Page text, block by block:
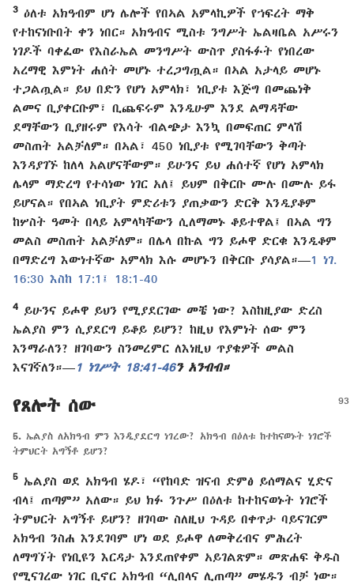
3 ዕለቱ አክዓብም ሆነ ሌሎች የበኣል አምላኪዎች የኀፍረት ማቅ
የተከናነቡበት ቀን ነበር። አክዓብና ሚስቱ ንግሥት ኤልዛቤል አሥሩን
ነገዶች ባቀፈው የእስራኤል መንግሥት ውስጥ ያስፋፉት የነበረው
አረማዊ እምነት ሐሰት መሆኑ ተረጋግጧል። በኣል አታላይ መሆኑ
ተጋልጧል። ይህ በድን የሆነ አምላክ፣ ነቢያቱ እጅግ በመጨነቅ
ልመና ቢያቀርቡም፣ ቢጨፍሩም እንዲሁም እንደ ልማዳቸው
ደማቸውን ቢያዘሩም የእሳት ብልጭታ እንኳ በመፍጠር ምላሽ
መስጠት አልቻለም። በኣል፣ 450 ነቢያቱ የሚገባቸውን ቅጣት
እንዳያገኙ ከለላ አልሆናቸውም። ይሁንና ይህ ሐሰተኛ የሆነ አምላክ
ሌላም ማድረግ የተሳነው ነገር አለ፤ ይህም በቅርቡ ሙሉ በሙሉ ይፋ
ይሆናል። የበኣል ነቢያት ምድሪቱን ያጠቃውን ድርቅ እንዲያቆም
ከሦስት ዓመት በላይ አምላካቸውን ሲለማመኑ ቆይተዋል፤ በኣል ግን
መልስ መስጠት አልቻለም። በሌላ በኩል ግን ይሖዋ ድርቁ እንዲቆም
በማድረግ እውነተኛው አምላክ እሱ መሆኑን በቅርቡ ያሳያል።—1 ነገ.
16:30 እስከ 17:1፤
18:1-40
4
ይሁንና ይሖዋ ይህን የሚያደርገው መቼ ነው? እስከዚያው ድረስ
ኤልያስ ምን ሲያደርግ ይቆይ ይሆን? ከዚህ የእምነት ሰው ምን
እንማራለን? ዘገባውን ስንመረምር ለእነዚህ ጥያቄዎች መልስ
እናገኛለን።—1 ነገሥት 18:41-46ን አንብብ።
የጸሎት ሰው
5. ኤልያስ ለአክዓብ ምን እንዲያደርግ ነገረው? አክዓብ በዕለቱ ከተከናወኑት ነገሮች
ትምህርት አግኝቶ ይሆን?
5
ኤልያስ ወደ አክዓብ ሄዶ፣ “የከባድ ዝናብ ድምፅ ይሰማልና ሂድና
ብላ፤ ጠጣም” አለው። ይህ ክፉ ንጉሥ በዕለቱ ከተከናወኑት ነገሮች
ትምህርት አግኝቶ ይሆን? ዘገባው ስለዚህ ጉዳይ በቀጥታ ባይናገርም
አክዓብ ንስሐ እንደገባም ሆነ ወደ ይሖዋ ለመቅረብና ምሕረት
ለማግኘት የነቢዩን እርዳታ እንደጠየቀም አይገልጽም። መጽሐፍ ቅዱስ
የሚናገረው ነገር ቢኖር አክዓብ “ሊበላና ሊጠጣ” መሄዱን ብቻ ነው።